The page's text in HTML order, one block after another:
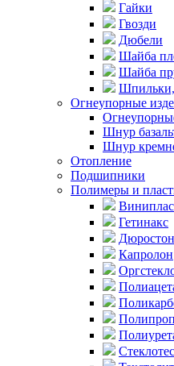
Гайки
Гвозди
Дюбели
Шайба
Шайба
Шпильки,
Огнеупорные
Шнур
Шнур
Отопление
Подшипники
Полимеры и
Гетинакс
Капролон